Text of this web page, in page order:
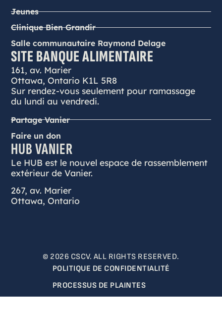
Jeunes
Clinique Bien Grandir
Salle communautaire Raymond Delage
SITE BANQUE ALIMENTAIRE
161, av. Marier
Ottawa, Ontario K1L 5R8
Sur rendez-vous seulement pour ramassage
du lundi au vendredi.
Partage Vanier
Faire un don
HUB VANIER
Le HUB est le nouvel espace de rassemblement
extérieur de Vanier.
267, av. Marier
Ottawa, Ontario
© 2026 CSCV. ALL RIGHTS RESERVED.
POLITIQUE DE CONFIDENTIALITÉ
PROCESSUS DE PLAINTES